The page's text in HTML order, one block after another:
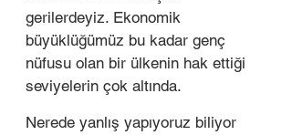
gerilerdeyiz. Ekonomik
büyüklüğümüz bu kadar genç
nüfusu olan bir ülkenin hak ettiği
seviyelerin çok altında.
Nerede yanlış yapıyoruz biliyor